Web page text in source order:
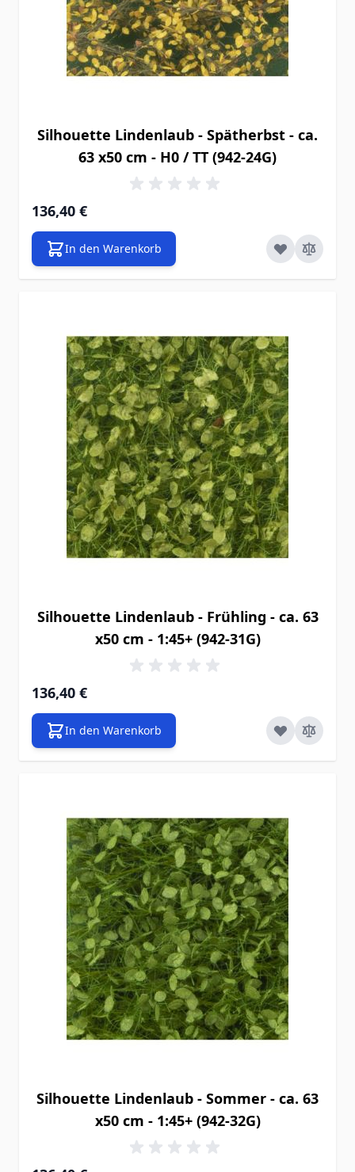
Silhouette Lindenlaub - Spätherbst - ca.
63 x50 cm - H0 / TT (942-24G)
136,40 €
In den Warenkorb
Silhouette Lindenlaub - Frühling - ca. 63
x50 cm - 1:45+ (942-31G)
136,40 €
In den Warenkorb
Silhouette Lindenlaub - Sommer - ca. 63
x50 cm - 1:45+ (942-32G)